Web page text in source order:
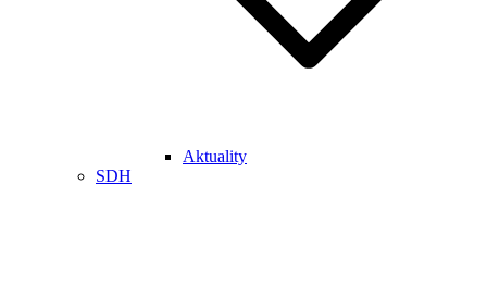
Aktuality
SDH